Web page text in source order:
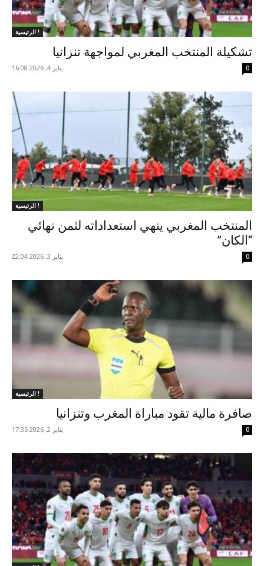
الرئيسية !
تشكيلة المنتخب المغربي لمواجهة تنزانيا
يناير 4, 2026 16:08 0
الرئيسية !
المنتخب المغربي ينهي استعداداته لثمن نهائي
“الكان”
يناير 3, 2026 22:04 0
الرئيسية !
صافرة مالية تقود مباراة المغرب وتنزانيا
يناير 2, 2026 17:35 0